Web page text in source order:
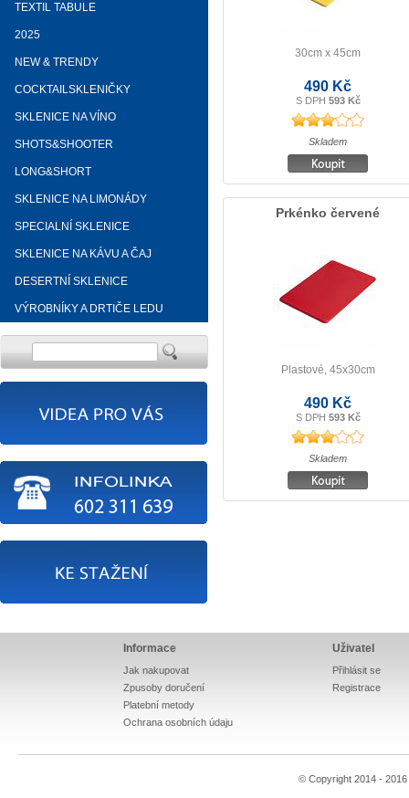
TEXTIL TABULE
2025
NEW & TRENDY
COCKTAILSKLENIČKY
SKLENICE NA VÍNO
SHOTS&SHOOTER
LONG&SHORT
SKLENICE NA LIMONÁDY
SPECIALNÍ SKLENICE
SKLENICE NA KÁVU A ČAJ
DESERTNÍ SKLENICE
VÝROBNÍKY A DRTIČE LEDU
30cm x 45cm
490 Kč
S DPH 593 Kč
Skladem
Prkénko červené
Plastové, 45x30cm
490 Kč
S DPH 593 Kč
Skladem
Informace
Jak nakupovat
Zpusoby doručení
Platební metody
Ochrana osobních údaju
Uživatel
Přihlásit se
Registrace
© Copyright 2014 - 2016